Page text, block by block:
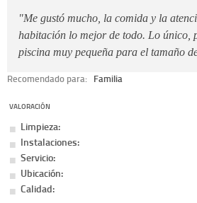
"Me gustó mucho, la comida y la
habitación lo mejor de todo. Lo único,
piscina muy pequeña para el tamaño
Recomendado para: Familia
VALORACIÓN
Limpieza:
Instalaciones:
Servicio:
Ubicación:
Calidad: